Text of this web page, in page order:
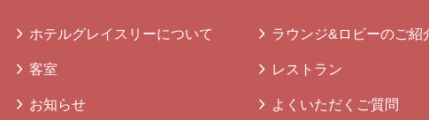
ホテルグレイスリーについて ラウンジ&ロビーのご紹
客室 レストラン
お知らせ よくいただくご質問